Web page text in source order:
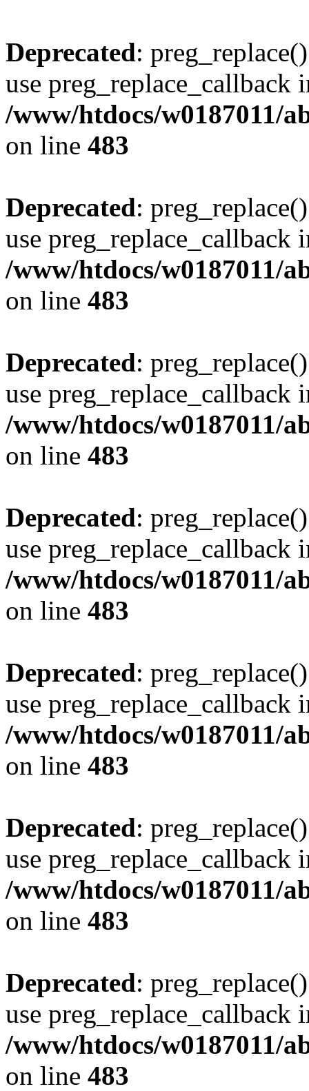
Deprecated:
use preg_replace_callback
/www/htdocs/w0187011/
on line 483
Deprecated:
use preg_replace_callback
/www/htdocs/w0187011/
on line 483
Deprecated:
use preg_replace_callback
/www/htdocs/w0187011/
on line 483
Deprecated:
use preg_replace_callback
/www/htdocs/w0187011/
on line 483
Deprecated:
use preg_replace_callback
/www/htdocs/w0187011/
on line 483
Deprecated:
use preg_replace_callback
/www/htdocs/w0187011/
on line 483
Deprecated:
use preg_replace_callback
/www/htdocs/w0187011/
on line 483